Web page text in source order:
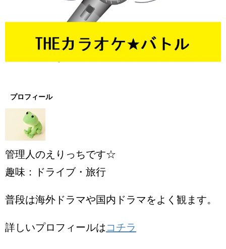
プロフィール
管理人のえりっちです☆
趣味：ドライブ・旅行
普段は海外ドラマや国内ドラマをよく観ます。
詳しいプロフィールはコチラ